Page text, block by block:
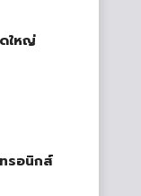
ใหญ่
รอนิกส์